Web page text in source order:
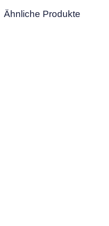
Ähnliche Produkte